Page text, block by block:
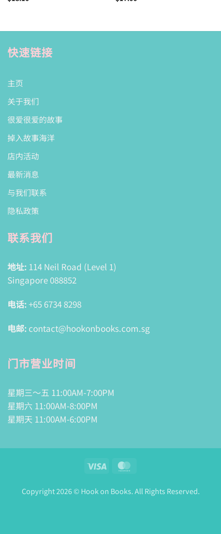
快速链接
主页
关于我们
很爱很爱的故事
掉入故事海洋
店内活动
最新消息
与我们联系
隐私政策
联系我们
地址: 114 Neil Road (Level 1)
Singapore 088852
电话: +65 6734 8298
电邮: contact@hookonbooks.com.sg
门市营业时间
星期三～五 11:00AM-7:00PM
星期六 11:00AM-8:00PM
星期天 11:00AM-6:00PM
Visa
Copyright 2026 © Hook on Books. All Rights Reserved.